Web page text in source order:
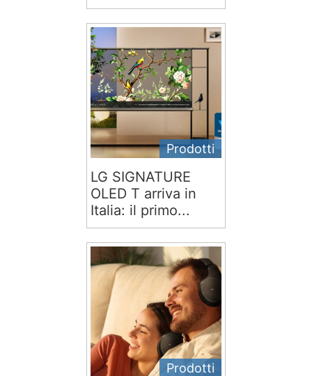
Prodotti
LG SIGNATURE
OLED T arriva in
Italia: il primo...
Prodotti